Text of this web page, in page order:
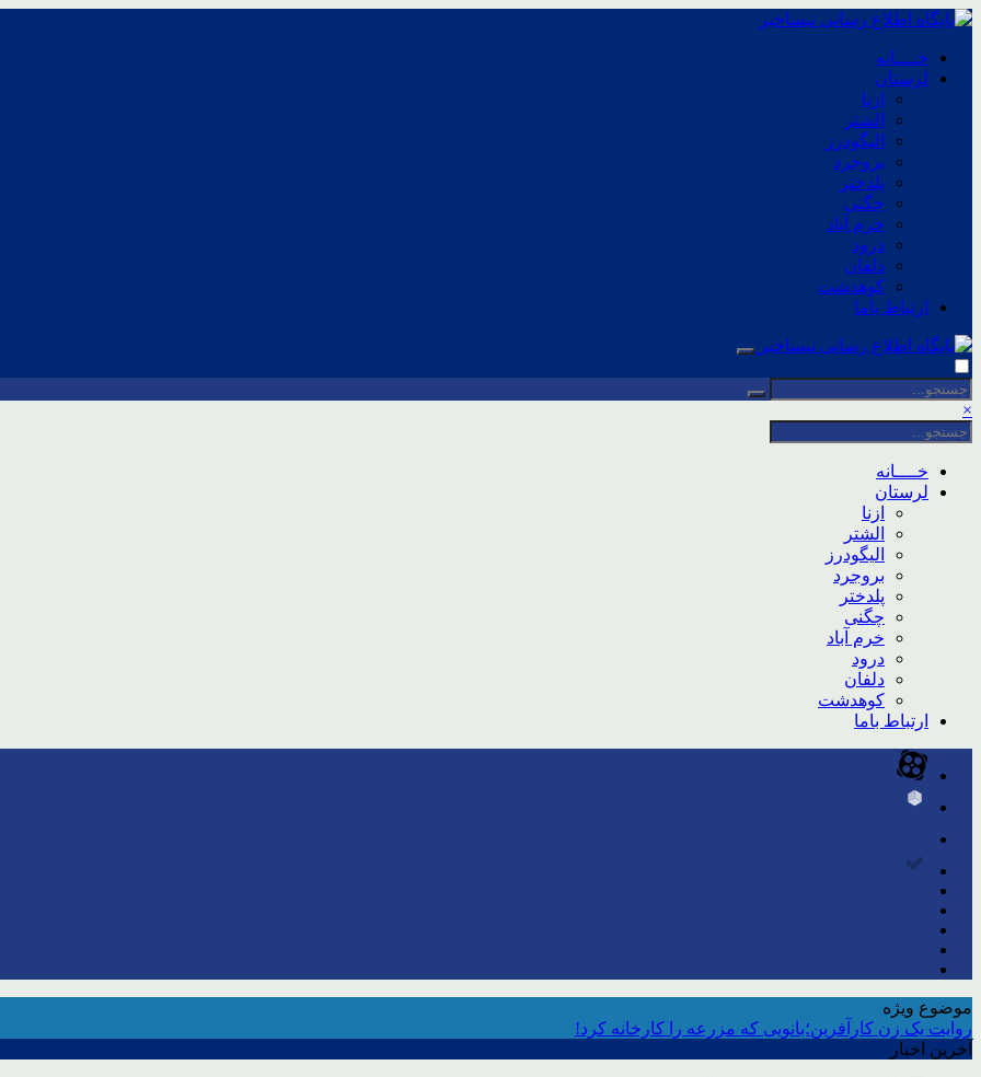
خــــانه
لرستان
ازنا
الشتر
الیگودرز
بروجرد
پلدختر
چگنی
خرم آباد
درود
دلفان
کوهدشت
ارتباط باما
×
خــــانه
لرستان
ازنا
الشتر
الیگودرز
بروجرد
پلدختر
چگنی
خرم آباد
درود
دلفان
کوهدشت
ارتباط باما
موضوع ویژه
روایت یک زن کارآفرین؛بانویی که مزرعه را کارخانه کرد!
آخرین اخبار